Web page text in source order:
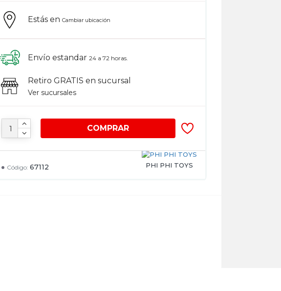
Código: 67112 PHI PHI TOYS
COMPRAR
Estás enCambiar ubicación
Envío estandar 24 a 72 horas.
Retiro GRATIS en sucursal
Ver sucursales